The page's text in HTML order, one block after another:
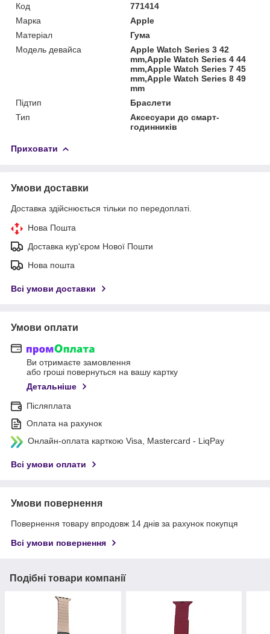
Код
771414
Марка
Apple
Матеріал
Гума
Модель девайса
Apple Watch Series 3 42
mm,Apple Watch Series 4 44
mm,Apple Watch Series 7 45
mm,Apple Watch Series 8 49
mm
Підтип
Браслети
Тип
Аксесуари до смарт-
годинників
Приховати
Умови доставки
Доставка здійснюється тільки по передоплаті.
Нова Пошта
Доставка кур'єром Нової Пошти
Нова пошта
Всі умови доставки
Умови оплати
Ви отримаєте замовлення
або гроші повернуться на вашу картку
Детальніше
Післяплата
Оплата на рахунок
Онлайн-оплата карткою Visa, Mastercard - LiqPay
Всі умови оплати
Умови повернення
Повернення товару впродовж 14 днів за рахунок покупця
Всі умови повернення
Подібні товари компанії